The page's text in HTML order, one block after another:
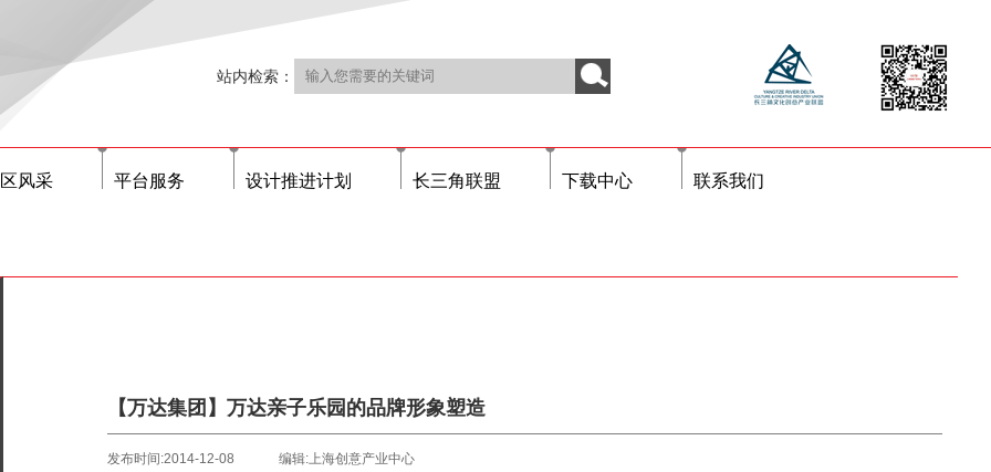
站内检索：
风采 平台服务 设计推进计划 长三角联盟 下载中心 联系我们
【万达集团】万达亲子乐园的品牌形象塑造
发布时间:2014-12-08 编辑:上海创意产业中心